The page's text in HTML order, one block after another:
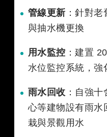
管線更新 ：針對
與抽水機更換
用水監控 ：建置
水位監控系統，強
雨水回收 ：自強
心等建物設有雨水
栽與景觀用水